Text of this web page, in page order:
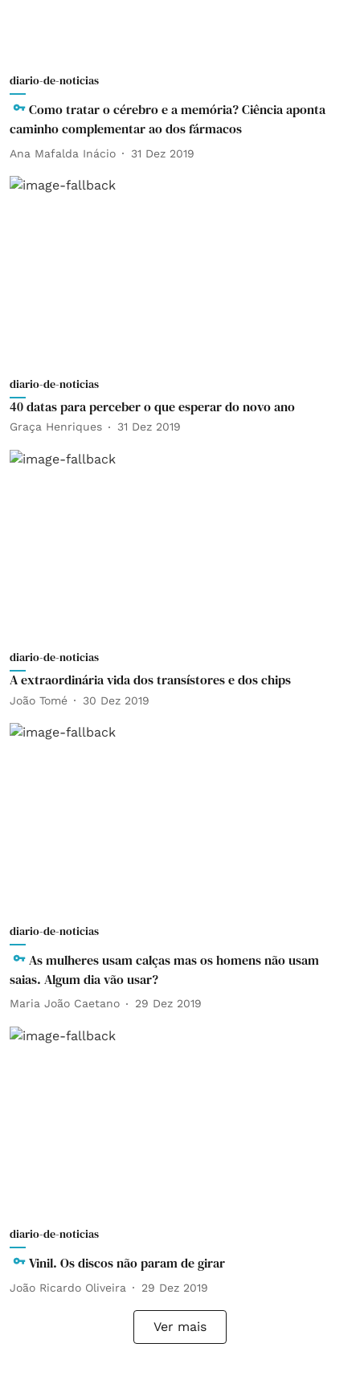
diario-de-noticias
Como tratar o cérebro e a memória? Ciência aponta
caminho complementar ao dos fármacos
Ana Mafalda Inácio 31 Dez 2019
diario-de-noticias
40 datas para perceber o que esperar do novo ano
Graça Henriques 31 Dez 2019
diario-de-noticias
A extraordinária vida dos transístores e dos chips
João Tomé 30 Dez 2019
diario-de-noticias
As mulheres usam calças mas os homens não usam
saias. Algum dia vão usar?
Maria João Caetano 29 Dez 2019
diario-de-noticias
Vinil. Os discos não param de girar
João Ricardo Oliveira 29 Dez 2019
Ver mais